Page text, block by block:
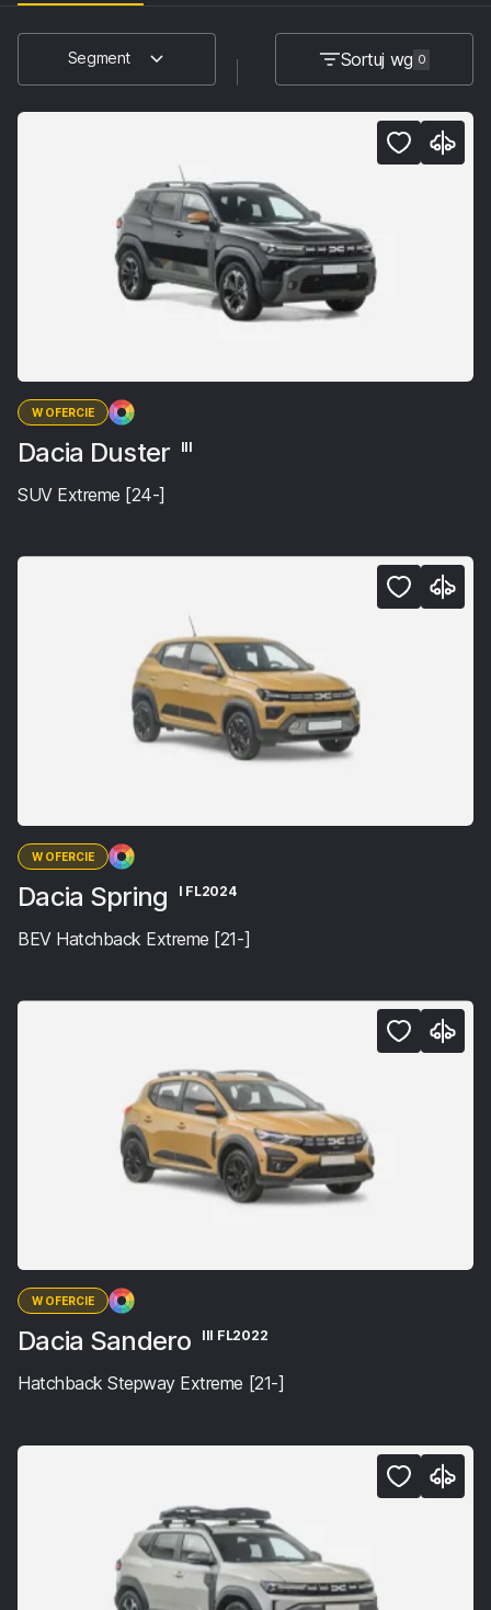
Segment Sortuj wg 0
W OFERCIE
Dacia Duster III
SUV Extreme [24-]
W OFERCIE
Dacia Spring I FL2024
BEV Hatchback Extreme [21-]
W OFERCIE
Dacia Sandero III FL2022
Hatchback Stepway Extreme [21-]